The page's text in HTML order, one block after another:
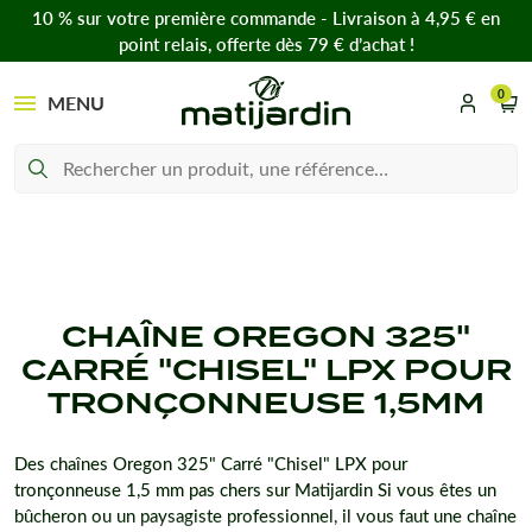
10 % sur votre première commande - Livraison à 4,95 € en
point relais, offerte dès 79 € d’achat !
MENU 0
CHAÎNE OREGON 325"
CARRÉ "CHISEL" LPX POUR
TRONÇONNEUSE 1,5MM
Des chaînes Oregon 325" Carré "Chisel" LPX pour
tronçonneuse 1,5 mm pas chers sur Matijardin Si vous êtes un
bûcheron ou un paysagiste professionnel, il vous faut une chaîne